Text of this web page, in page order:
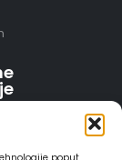
- kompleti